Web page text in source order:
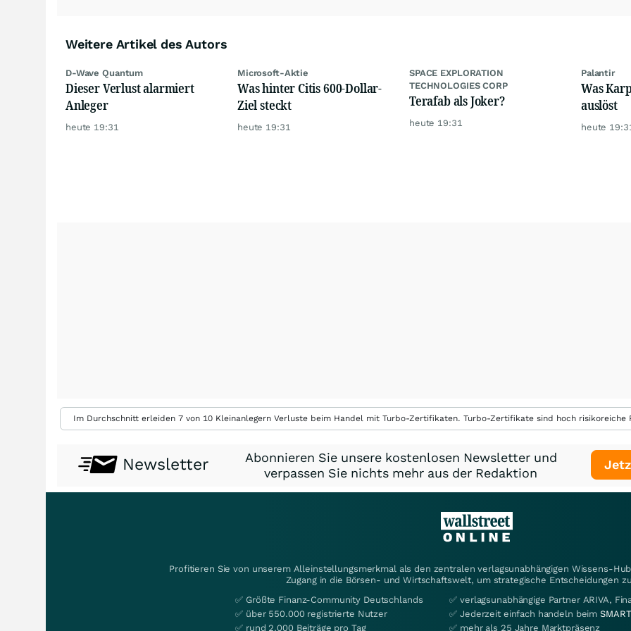
Weitere Artikel des Autors
D-Wave Quantum
Dieser Verlust alarmiert
Anleger
heute 19:31
Microsoft-Aktie
Was hinter Citis 600-Dollar-
Ziel steckt
heute 19:31
SPACE EXPLORATION
TECHNOLOGIES CORP
Terafab als Joker?
heute 19:31
Palantir
Was
auslöst
heute
Im Durchschnitt erleiden 7 von 10 Kleinanlegern Verluste beim Handel mit Turbo-Zertifikaten. Turbo-Zertifikate sind hoch
Newsletter
Abonnieren Sie unsere kostenlosen Newsletter und
verpassen Sie nichts mehr aus der Redaktion
Profitieren Sie von unserem Alleinstellungsmerkmal als den zentralen verlagsunabhängigen Wissens-
Zugang in die Börsen- und Wirtschaftswelt, um strategische Entscheidungen
✅ Größte Finanz-Community Deutschlands
✅ über 550.000 registrierte Nutzer
✅ rund 2.000 Beiträge pro Tag
✅ verlagsunabhängige Partner ARIVA,
✅ Jederzeit einfach handeln beim
✅ mehr als 25 Jahre Marktpräsenz